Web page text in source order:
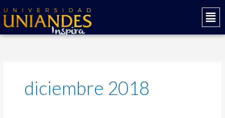
al
contenido
Main
diciembre 2018